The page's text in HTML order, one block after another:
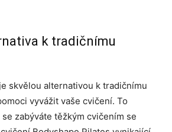
k tradičnímu
skvělou alternativou k tradičnímu
vyvážit vaše cvičení. To
zabýváte těžkým cvičením se